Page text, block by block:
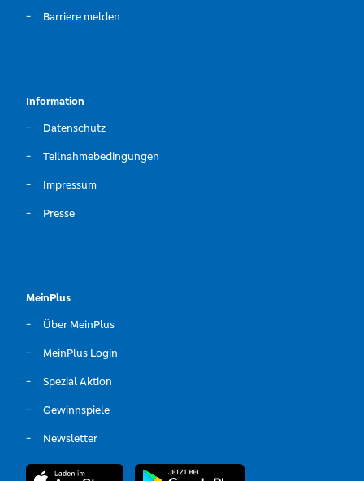
Barriere melden
Information
Datenschutz
Teilnahmebedingungen
Impressum
Presse
MeinPlus
Über MeinPlus
MeinPlus Login
Spezial Aktion
Gewinnspiele
Newsletter